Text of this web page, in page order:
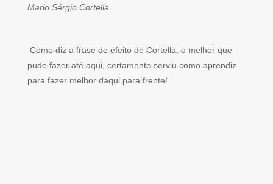
Mario Sérgio Cortella
Como diz a frase de efeito de Cortella, o melhor que
pude fazer até aqui, certamente serviu como aprendiz
para fazer melhor daqui para frente!